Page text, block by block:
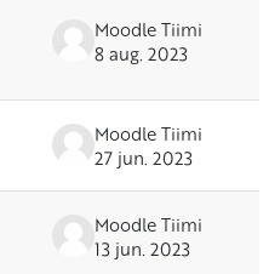
Moodle Tiimi
8 aug. 2023
Moodle Tiimi
27 jun. 2023
Moodle Tiimi
13 jun. 2023